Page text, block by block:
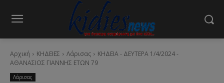
Αρχική ΚΗΔΕΙΕΣ Λάρισας
ΚΗΔΕΙΑ - ΔΕΥΤΕΡΑ 1/4/2024 -
ΑΘΑΝΑΣΙΟΣ ΓΙΑΝΝΗΣ ΕΤΩΝ 79
Λάρισας